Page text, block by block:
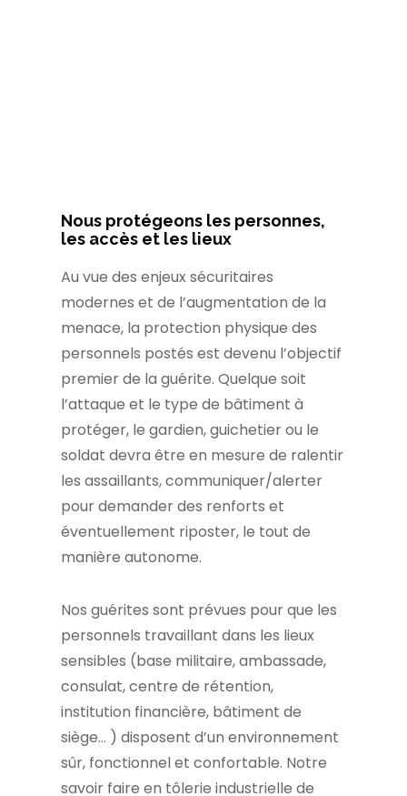
Nous protégeons les personnes,
les accès et les lieux
Au vue des enjeux sécuritaires
modernes et de l’augmentation de la
menace, la protection physique des
personnels postés est devenu l’objectif
premier de la guérite. Quelque soit
l’attaque et le type de bâtiment à
protéger, le gardien, guichetier ou le
soldat devra être en mesure de ralentir
les assaillants, communiquer/alerter
pour demander des renforts et
éventuellement riposter, le tout de
manière autonome.
Nos guérites sont prévues pour que les
personnels travaillant dans les lieux
sensibles (base militaire, ambassade,
consulat, centre de rétention,
institution financière, bâtiment de
siège… ) disposent d’un environnement
sûr, fonctionnel et confortable. Notre
savoir faire en tôlerie industrielle de